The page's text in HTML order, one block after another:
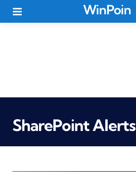
WinPoin
SharePoint Alerts